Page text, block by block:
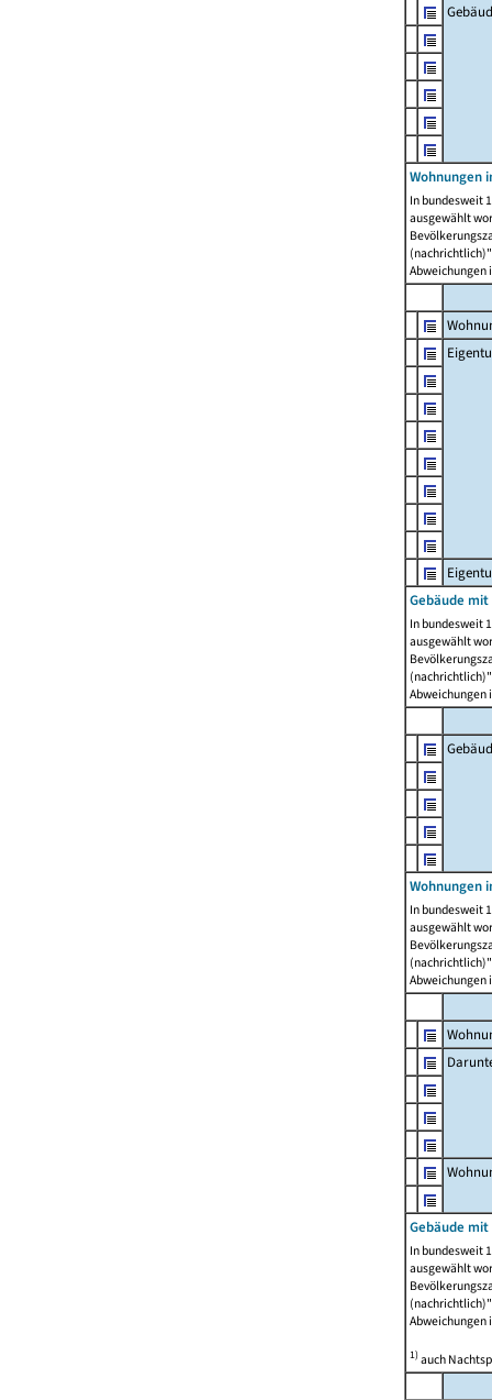
Wohnungen
In bundesweit
ausgewählt
Abweichungen
Gebäude
In bundesweit
ausgewählt
Abweichungen
Wohnungen
In bundesweit
ausgewählt
Abweichungen
Gebäude
In bundesweit
ausgewählt
Abweichungen
1)auch